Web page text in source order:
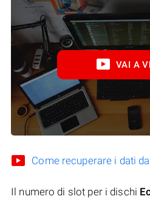
VAI A
Come recuperare i dati
Il numero di slot per i dischi